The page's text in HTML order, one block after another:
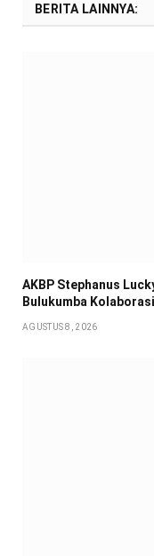
BERITA LAINNYA:
AKBP Stephanus
Bulukumba
AGUSTUS 8, 2026